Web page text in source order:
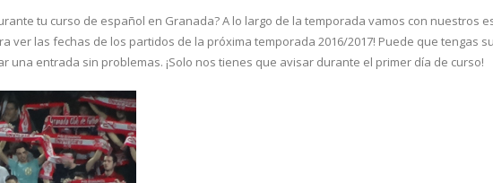
tu curso de español en Granada? A lo largo de la temporada vamos con nuestros
ver las fechas de los partidos de la próxima temporada 2016/2017! Puede que tengas
una entrada sin problemas. ¡Solo nos tienes que avisar durante el primer día de curso!